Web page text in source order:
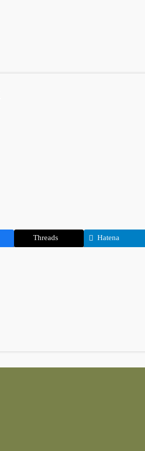
Threads Hatena